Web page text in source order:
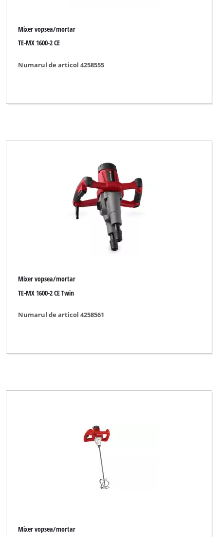
Mixer vopsea/mortar
TE-MX 1600-2 CE
Numarul de articol 4258555
Mixer vopsea/mortar
TE-MX 1600-2 CE Twin
Numarul de articol 4258561
Mixer vopsea/mortar